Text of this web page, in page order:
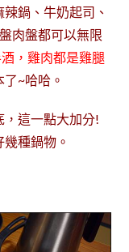
鍋、牛奶起司、
肉盤都可以無限
，雞肉都是雞腿
~哈哈。
，這一點大加分!
種鍋物。